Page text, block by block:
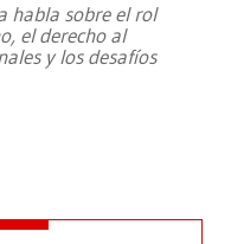
habla sobre el rol
el derecho al
y los desafíos